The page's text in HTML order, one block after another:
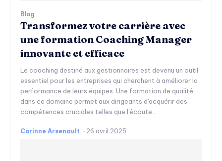
Blog
Transformez votre carrière avec
une formation Coaching Manager
innovante et efficace
Le coaching destiné aux gestionnaires est devenu un outil
essentiel pour les entreprises qui cherchent à améliorer la
performance de leurs équipes. Une formation de qualité
dans ce domaine permet aux dirigeants d'acquérir des
compétences cruciales telles que l'écoute...
Corinne Arsenault - 26 avril 2025